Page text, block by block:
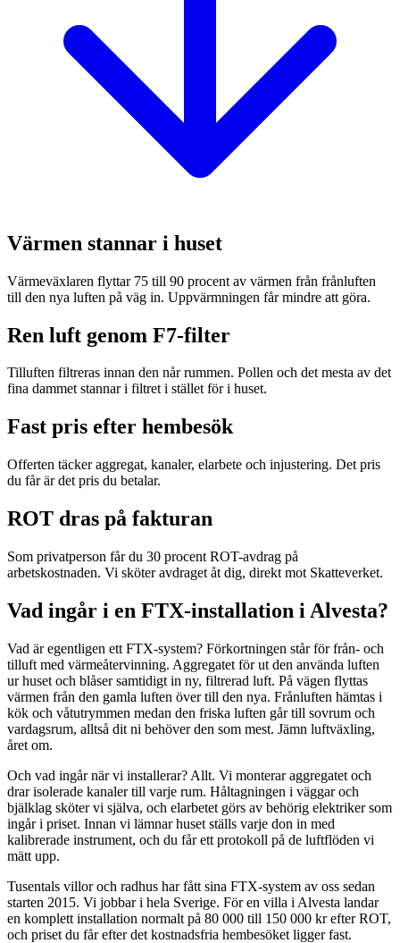
Värmen stannar i huset
Värmeväxlaren flyttar 75 till 90 procent av värmen från frånluften
till den nya luften på väg in. Uppvärmningen får mindre att göra.
Ren luft genom F7-filter
Tilluften filtreras innan den når rummen. Pollen och det mesta av det
fina dammet stannar i filtret i stället för i huset.
Fast pris efter hembesök
Offerten täcker aggregat, kanaler, elarbete och injustering. Det pris
du får är det pris du betalar.
ROT dras på fakturan
Som privatperson får du 30 procent ROT-avdrag på
arbetskostnaden. Vi sköter avdraget åt dig, direkt mot Skatteverket.
Vad ingår i en FTX-installation i Alvesta?
Vad är egentligen ett FTX-system? Förkortningen står för från- och
tilluft med värmeåtervinning. Aggregatet för ut den använda luften
ur huset och blåser samtidigt in ny, filtrerad luft. På vägen flyttas
värmen från den gamla luften över till den nya. Frånluften hämtas i
kök och våtutrymmen medan den friska luften går till sovrum och
vardagsrum, alltså dit ni behöver den som mest. Jämn luftväxling,
året om.
Och vad ingår när vi installerar? Allt. Vi monterar aggregatet och
drar isolerade kanaler till varje rum. Håltagningen i väggar och
bjälklag sköter vi själva, och elarbetet görs av behörig elektriker som
ingår i priset. Innan vi lämnar huset ställs varje don in med
kalibrerade instrument, och du får ett protokoll på de luftflöden vi
mätt upp.
Tusentals villor och radhus har fått sina FTX-system av oss sedan
starten 2015. Vi jobbar i hela Sverige. För en villa i Alvesta landar
en komplett installation normalt på 80 000 till 150 000 kr efter ROT,
och priset du får efter det kostnadsfria hembesöket ligger fast.